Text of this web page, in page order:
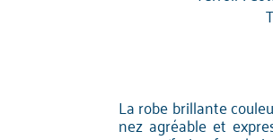
La robe brillante
nez agréable et